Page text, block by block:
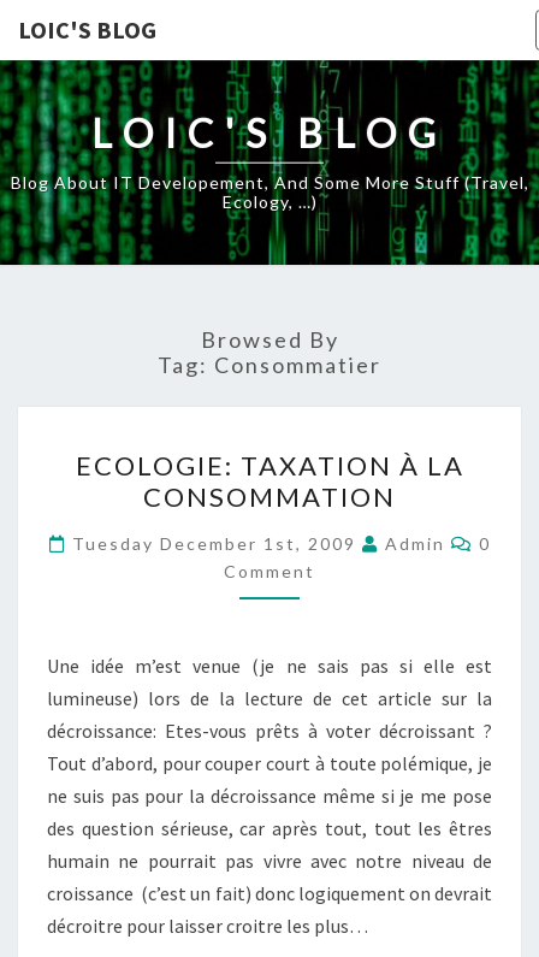
LOIC'S BLOG
LOIC'S BLOG
Blog About IT Developement, And Some More Stuff (travel,
Ecology, …)
Browsed By
Tag: Consommatier
TAXATION
À
LA
CONSOMMATION
ECOLOGIE: TAXATION À LA
CONSOMMATION
Tuesday December 1st, 2009 Admin
0
Comment
Une idée m’est venue (je ne sais pas si elle est
lumineuse) lors de la lecture de cet article sur la
décroissance: Etes-vous prêts à voter décroissant ?
Tout d’abord, pour couper court à toute polémique, je
ne suis pas pour la décroissance même si je me pose
des question sérieuse, car après tout, tout les êtres
humain ne pourrait pas vivre avec notre niveau de
croissance (c’est un fait) donc logiquement on devrait
décroitre pour laisser croitre les plus…